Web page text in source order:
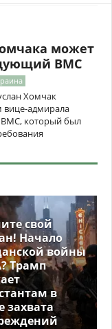
может
ВМС
Хомчак
вице-адмирала
который был
свой
Начало
войны
Трамп
в
захвата